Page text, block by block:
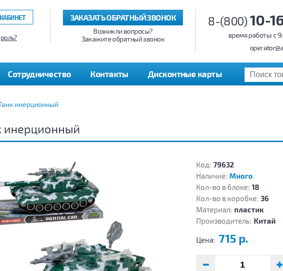
8-(800)10-
время работы: c
ЗАКАЗАТЬ ОБРАТНЫЙ ЗВОНОК
Возникли вопросы?
Закажите обратный звонок
Сотрудничество Контакты Дисконтные карты
инерционный
инерционный
Код: 79632
Наличие: Много
Кол-во в блоке: 18
Кол-во в коробке: 36
Материал: пластик
Производитель: Китай
Цена: 715 р.